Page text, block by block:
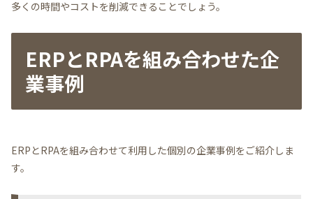
多くの時間やコストを削減できることでしょう。
ERPとRPAを組み合わせた企
業事例
ERPとRPAを組み合わせて利用した個別の企業事例をご紹介しま
す。